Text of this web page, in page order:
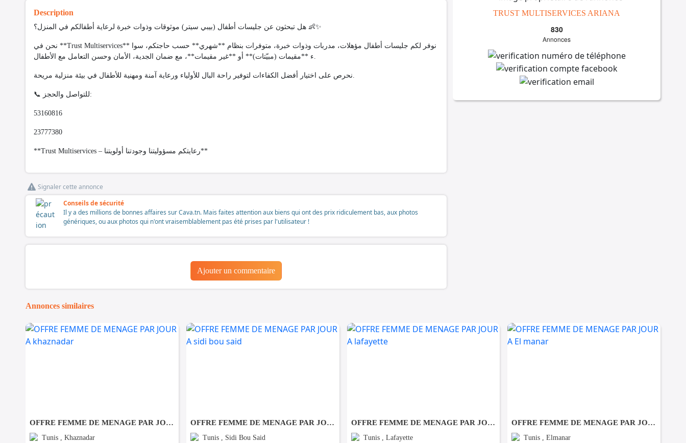
Description
هل تبحثون عن جليسات أطفال (بيبي سيتر) موثوقات وذوات خبرة لرعاية أطفالكم في المنزل؟ 👶✨
نحن في **Trust Multiservices** نوفر لكم جليسات أطفال مؤهلات، مدربات وذوات خبرة، متوفرات بنظام **شهري** حسب حاجتكم، سوا
ء **مقيمات (مبيّتات)** أو **غير مقيمات**، مع ضمان الجدية، الأمان وحسن التعامل مع الأطفال.
نحرص على اختيار أفضل الكفاءات لتوفير راحة البال للأولياء ورعاية آمنة ومهنية للأطفال في بيئة منزلية مريحة.
📞 للتواصل والحجز:
53160816
23777380
**Trust Multiservices – رعايتكم مسؤوليتنا وجودتنا أولويتنا**
Signaler cette annonce
Conseils de sécurité
Il y a des millions de bonnes affaires sur Cava.tn. Mais faites attention aux biens qui ont des prix ridiculement bas, aux photos
génériques, ou aux photos qui n'ont vraisemblablement pas été prises par l'utilisateur !
Ajouter un commentaire
TRUST MULTISERVICES ARIANA
830
Annonces
Annonces similaires
OFFRE FEMME DE MENAGE PAR JOUR A khaznadar
Tunis , Khaznadar
OFFRE FEMME DE MENAGE PAR JOUR A sidi bou said
Tunis , Sidi Bou Said
OFFRE FEMME DE MENAGE PAR JOUR A lafayette
Tunis , Lafayette
OFFRE FEMME DE MENAGE PAR JOUR A El manar
Tunis , Elmanar